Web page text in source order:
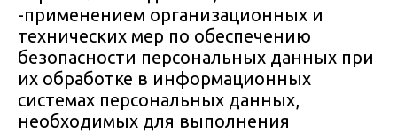
-применением организационных и
технических мер по обеспечению
безопасности персональных данных при
их обработке в информационных
системах персональных данных,
необходимых для выполнения